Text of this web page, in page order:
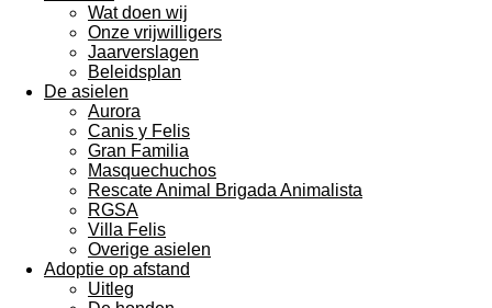
Wat doen wij
Onze vrijwilligers
Jaarverslagen
Beleidsplan
De asielen
Aurora
Canis y Felis
Gran Familia
Masquechuchos
Rescate Animal Brigada Animalista
RGSA
Villa Felis
Overige asielen
Adoptie op afstand
Uitleg